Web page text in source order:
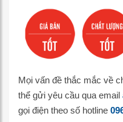
Mọi vấn đề thắc mắc về
thể gửi yêu cầu qua email
gọi điện theo số hotline